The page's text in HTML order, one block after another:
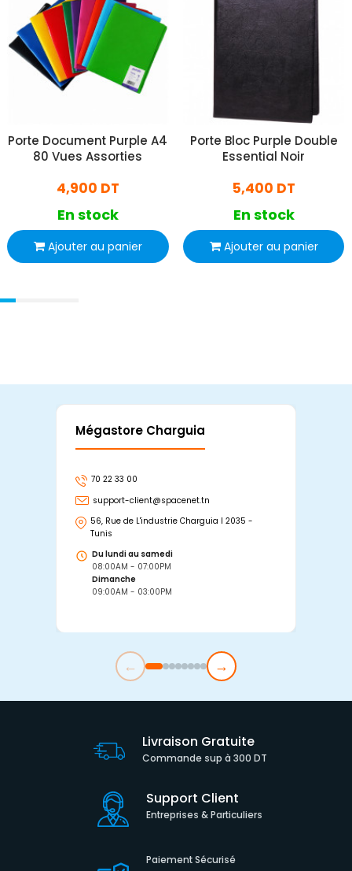
Porte Document Purple A4
80 Vues Assorties
4,900 DT
En stock
Ajouter au panier
Porte Bloc Purple Double
Essential Noir
5,400 DT
En stock
Ajouter au panier
Mégastore Charguia
70 22 33 00
support-client@spacenet.tn
56, Rue de L'industrie Charguia I 2035 -
Tunis
Du lundi au samedi
08:00AM - 07:00PM
Dimanche
09:00AM - 03:00PM
← →
Livraison Gratuite
Commande sup à 300 DT
Support Client
Entreprises & Particuliers
Paiement Sécurisé